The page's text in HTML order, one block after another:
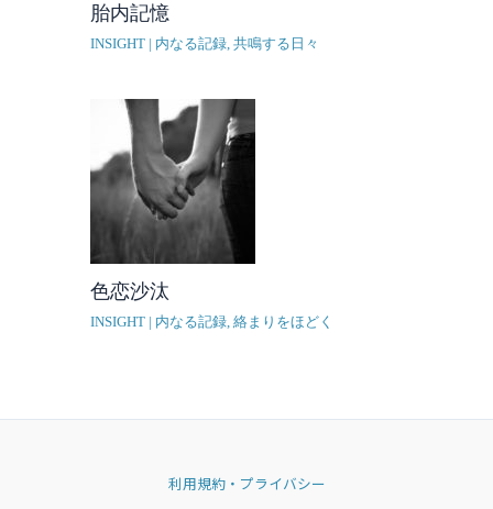
胎内記憶
INSIGHT | 内なる記録, 共鳴する日々
色恋沙汰
INSIGHT | 内なる記録, 絡まりをほどく
利用規約・プライバシー